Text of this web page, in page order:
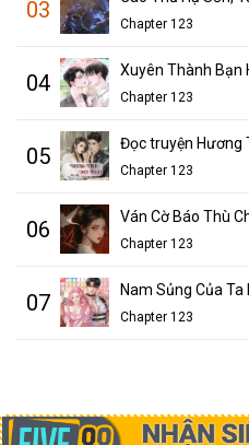
03
Chapter 123
04 Xuyên Thành Bạn
Chapter 123
05
Chapter 123
06 Ván Cờ Báo Thù
Chapter 123
07 Nam Sủng Của
Chapter 123